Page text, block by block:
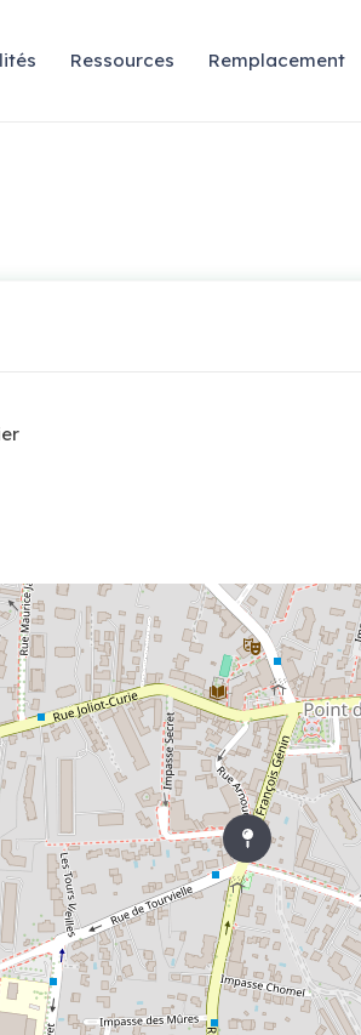
Ressources Remplacement